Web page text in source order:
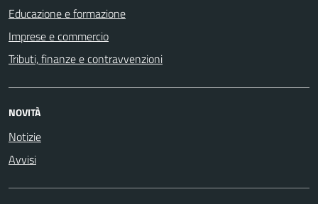
Educazione e formazione
Imprese e commercio
Tributi, finanze e contravvenzioni
NOVITÀ
Notizie
Avvisi